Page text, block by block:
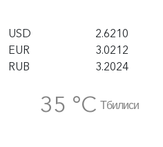
USD
2.6210
EUR
3.0212
RUB
3.2024
35 °C Тбилиси